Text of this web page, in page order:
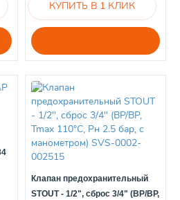
Клапан предохранительный
STOUT - 1/2", сброс 3/4" (ВР/ВР,